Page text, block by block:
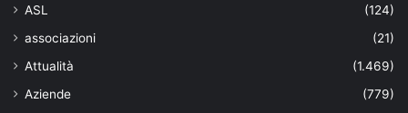
ASL
(124)
associazioni
(21)
Attualità
(1.469)
Aziende
(779)